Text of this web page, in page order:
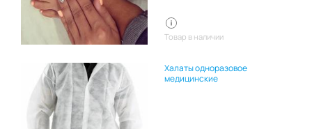
Товар в наличии
Халаты одноразовое
медицинские